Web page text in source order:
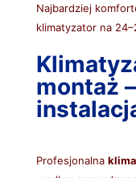
Najbardziej
klimatyzator na
montaż
Profesjonalna